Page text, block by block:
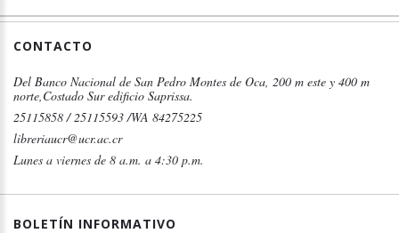
CONTACTO
Del Banco Nacional de San Pedro Montes de Oca, 200 m este y 400 m
norte,Costado Sur edificio Saprissa.
25115858 / 25115593 /WA 84275225
libreriaucr@ucr.ac.cr
Lunes a viernes de 8 a.m. a 4:30 p.m.
BOLETÍN INFORMATIVO